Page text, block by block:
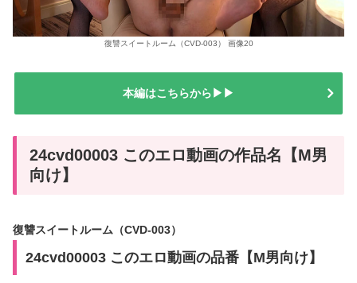
復讐スイートルーム（CVD-003） 画像20
本編はこちらから▶▶
24cvd00003 このエロ動画の作品名【M男
向け】
復讐スイートルーム（CVD-003）
24cvd00003 このエロ動画の品番【M男向け】